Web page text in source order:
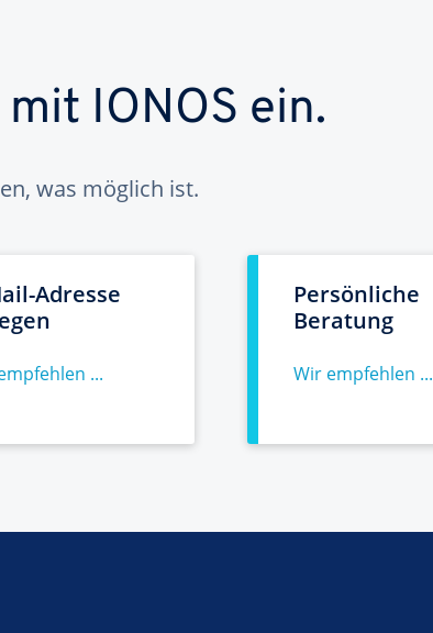
IONOS ein.
was möglich ist.
Adresse
...
Persönliche
Beratung
Wir empfehlen ...